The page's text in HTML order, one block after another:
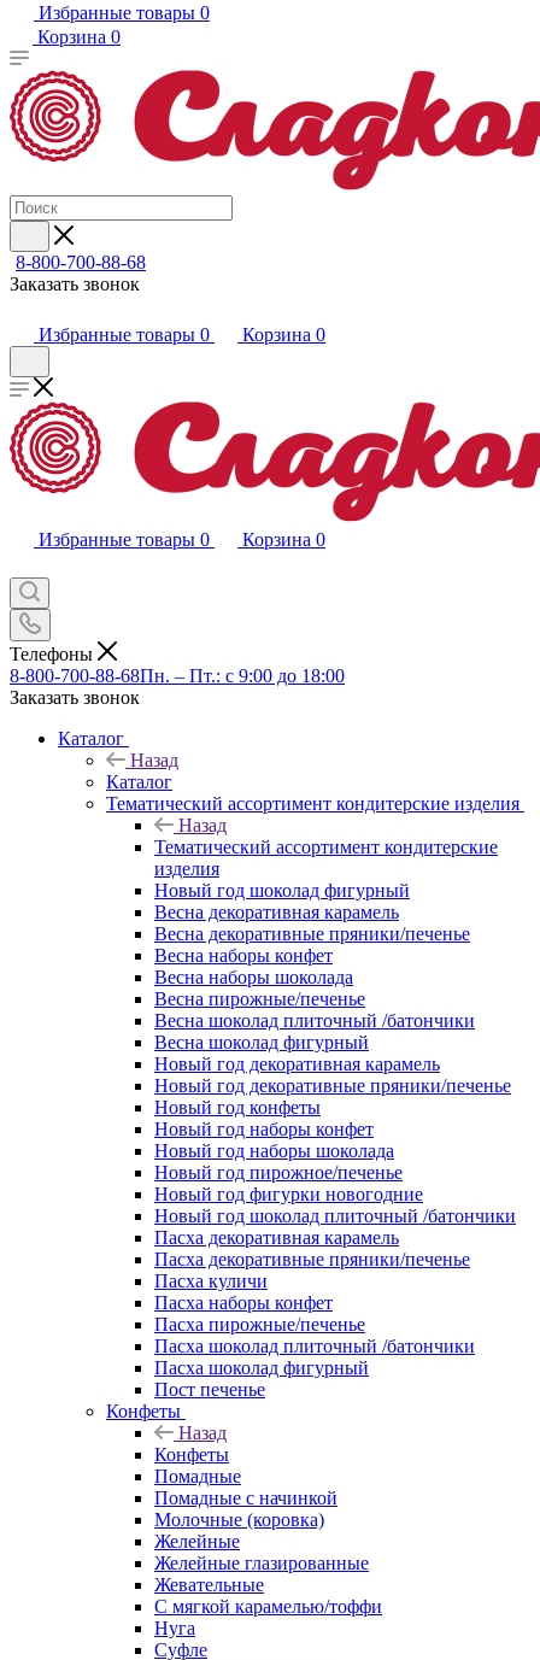
Избранные товары 0
Корзина 0
8-800-700-88-68
Заказать звонок
Избранные товары 0 Корзина 0
Избранные товары 0 Корзина 0
Телефоны
8-800-700-88-68Пн. – Пт.: с 9:00 до 18:00
Заказать звонок
Каталог
Назад
Каталог
Тематический ассортимент кондитерские изделия
Назад
Тематический ассортимент кондитерские
изделия
Новый год шоколад фигурный
Весна декоративная карамель
Весна декоративные пряники/печенье
Весна наборы конфет
Весна наборы шоколада
Весна пирожные/печенье
Весна шоколад плиточный /батончики
Весна шоколад фигурный
Новый год декоративная карамель
Новый год декоративные пряники/печенье
Новый год конфеты
Новый год наборы конфет
Новый год наборы шоколада
Новый год пирожное/печенье
Новый год фигурки новогодние
Новый год шоколад плиточный /батончики
Пасха декоративная карамель
Пасха декоративные пряники/печенье
Пасха куличи
Пасха наборы конфет
Пасха пирожные/печенье
Пасха шоколад плиточный /батончики
Пасха шоколад фигурный
Пост печенье
Конфеты
Назад
Конфеты
Помадные
Помадные с начинкой
Молочные (коровка)
Желейные
Желейные глазированные
Жевательные
С мягкой карамелью/тоффи
Нуга
Суфле